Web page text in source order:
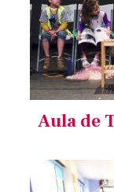
Aula de